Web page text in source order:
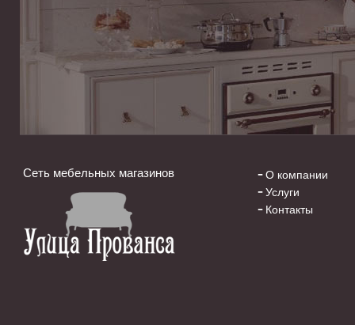
Сеть мебельных магазинов
О компании
Услуги
Контакты